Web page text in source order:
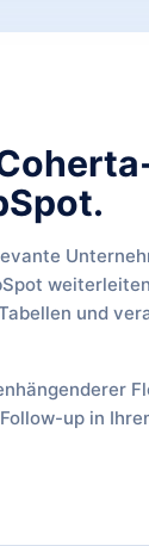
und
up in